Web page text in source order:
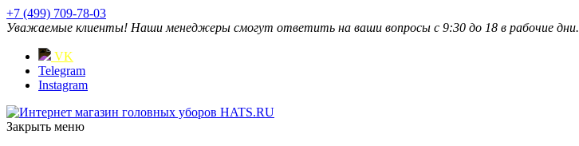
+7 (499) 709-78-03
Уважаемые клиенты! Наши менеджеры смогут ответить на ваши вопросы с 9:30 до 18 в рабочие дни.
VK
Telegram
Instagram
Закрыть меню